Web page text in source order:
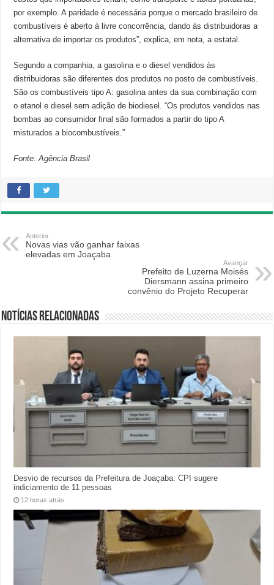
por exemplo. A paridade é necessária porque o mercado brasileiro de
combustíveis é aberto à livre concorrência, dando às distribuidoras a
alternativa de importar os produtos”, explica, em nota, a estatal.
Segundo a companhia, a gasolina e o diesel vendidos às
distribuidoras são diferentes dos produtos no posto de combustíveis.
São os combustíveis tipo A: gasolina antes da sua combinação com
o etanol e diesel sem adição de biodiesel. “Os produtos vendidos nas
bombas ao consumidor final são formados a partir do tipo A
misturados a biocombustíveis.”
Fonte: Agência Brasil
Anterior
Novas vias vão ganhar faixas
elevadas em Joaçaba
Avançar
Prefeito de Luzerna Moisés
Diersmann assina primeiro
convênio do Projeto Recuperar
Notícias relacionadas
Desvio de recursos da Prefeitura de Joaçaba: CPI sugere
indiciamento de 11 pessoas
12 horas atrás